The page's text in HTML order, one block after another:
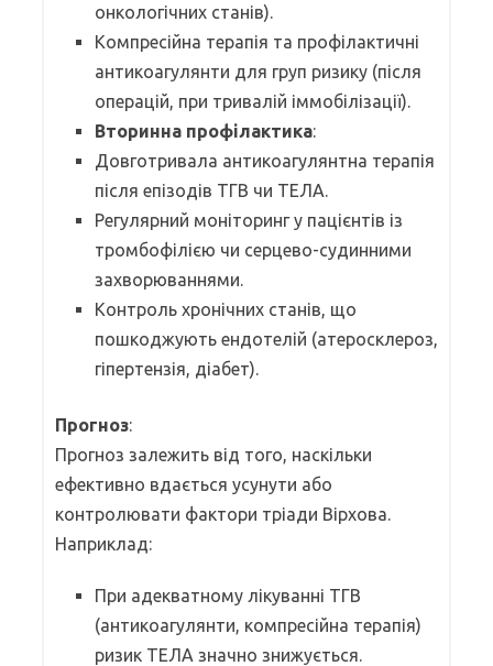
онкологічних станів).
Компресійна терапія та профілактичні
антикоагулянти для груп ризику (після
операцій, при тривалій іммобілізації).
Вторинна профілактика:
Довготривала антикоагулянтна терапія
після епізодів ТГВ чи ТЕЛА.
Регулярний моніторинг у пацієнтів із
тромбофілією чи серцево-судинними
захворюваннями.
Контроль хронічних станів, що
пошкоджують ендотелій (атеросклероз,
гіпертензія, діабет).
Прогноз:
Прогноз залежить від того, наскільки
ефективно вдається усунути або
контролювати фактори тріади Вірхова.
Наприклад:
При адекватному лікуванні ТГВ
(антикоагулянти, компресійна терапія)
ризик ТЕЛА значно знижується.